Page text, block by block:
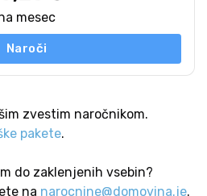
mesec
Naroči
zvestim naročnikom.
pakete.
do zaklenjenih vsebin?
na narocnine@domovina.je.